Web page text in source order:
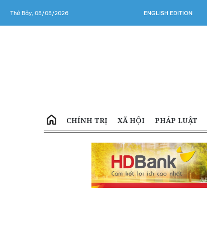
Thứ Bảy, 08/08/2026 ENGLISH EDITION
CHÍNH TRỊ XÃ HỘI PHÁP LUẬT